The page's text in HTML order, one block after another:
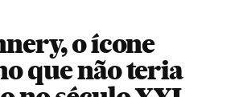
o ícone
que não teria